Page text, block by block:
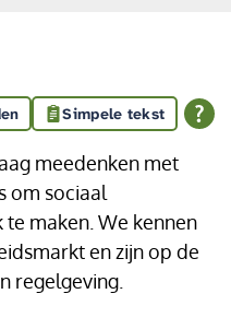
Simpele tekst
meedenken met
om sociaal
maken. We kennen
en zijn op de
regelgeving.